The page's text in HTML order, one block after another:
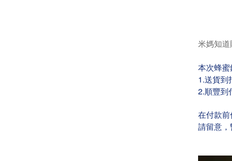
米媽知
本次蜂
1.送貨到
2.順豐到
在付款
請留意